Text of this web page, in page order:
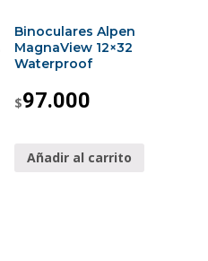
Binoculares Alpen
MagnaView 12×32
Waterproof
$97.000
Añadir al carrito